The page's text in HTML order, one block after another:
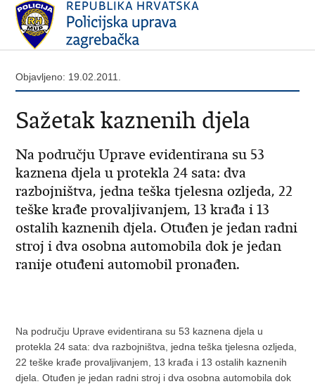
Objavljeno: 19.02.2011.
Sažetak kaznenih djela
Na području Uprave evidentirana su 53
kaznena djela u protekla 24 sata: dva
razbojništva, jedna teška tjelesna ozljeda, 22
teške krađe provaljivanjem, 13 krađa i 13
ostalih kaznenih djela. Otuđen je jedan radni
stroj i dva osobna automobila dok je jedan
ranije otuđeni automobil pronađen.
Na području Uprave evidentirana su 53 kaznena djela u
protekla 24 sata: dva razbojništva, jedna teška tjelesna ozljeda,
22 teške krađe provaljivanjem, 13 krađa i 13 ostalih kaznenih
djela. Otuđen je jedan radni stroj i dva osobna automobila dok